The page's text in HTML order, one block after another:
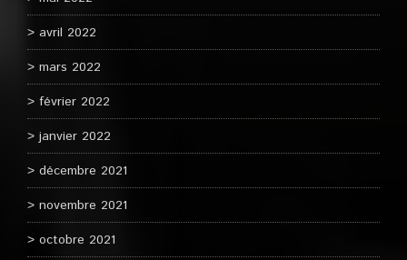
avril 2022
mars 2022
février 2022
janvier 2022
décembre 2021
novembre 2021
octobre 2021